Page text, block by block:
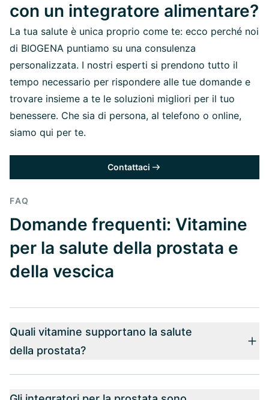
con un integratore alimentare?
La tua salute è unica proprio come te: ecco perché noi
di BIOGENA puntiamo su una consulenza
personalizzata. I nostri esperti si prendono tutto il
tempo necessario per rispondere alle tue domande e
trovare insieme a te le soluzioni migliori per il tuo
benessere. Che sia di persona, al telefono o online,
siamo qui per te.
Contattaci
FAQ
Domande frequenti: Vitamine
per la salute della prostata e
della vescica
Quali vitamine supportano la salute
della prostata?